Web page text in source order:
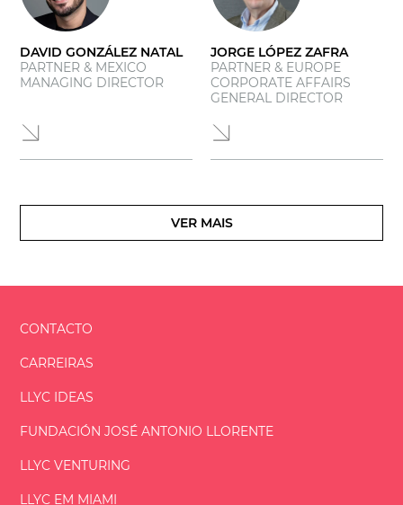
DAVID GONZÁLEZ NATAL
PARTNER & MEXICO
MANAGING DIRECTOR
JORGE LÓPEZ ZAFRA
PARTNER & EUROPE
CORPORATE AFFAIRS
GENERAL DIRECTOR
VER MAIS
CONTACTO
CARREIRAS
LLYC IDEAS
FUNDACIÓNJOSÉ ANTONIO LLORENTE
LLYC VENTURING
LLYC EM MIAMI